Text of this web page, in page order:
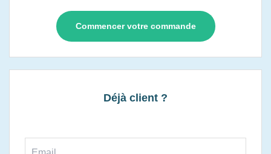
Commencer votre commande
Déjà client ?